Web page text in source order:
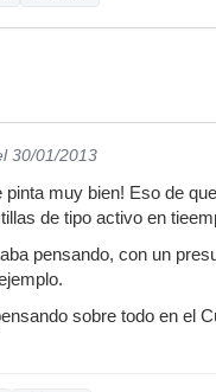
30/01/2013
pinta muy bien! Eso de
de tipo activo en
pensando, con un
sobre todo en el